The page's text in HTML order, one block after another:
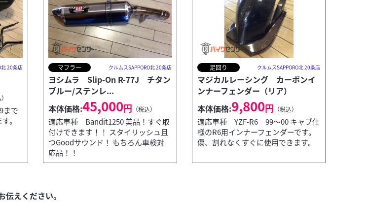
北 20条店
まで
。
マフラー クルムスSAPPORO北 20条店
ヨシムラ Slip-On R-77J チタン
ブルー/ステンレ...
本体価格:45,000円 （税込）
適応車種 Bandit1250 美品！すぐ取
付けできます！！ スタイリッシュ且
つGoodサウンド！ もちろん車検対
応品！！
足回り クルムスSAPPORO北 20条店
マジカルレーシング カーボンイ
ンナーフェンダー（リア）
本体価格:9,800円 （税込）
適応車種 YZF-R6 99～00 キャブ仕
様のR6用インナーフェンダーです。
傷、割れなくすぐに使用できます。
えください。